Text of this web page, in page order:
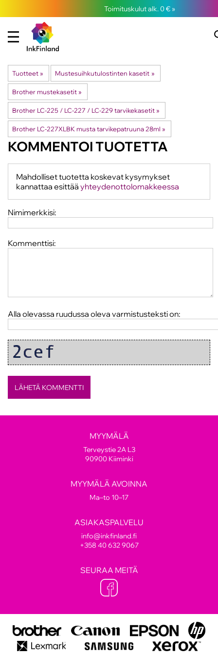
Toimituskulut alk. 0 € »
Tuotteet ‪» Mustesuihkutulostinten kasetit ‪»
Brother mustekasetit ‪»
Brother LC-225 / LC-227 / LC-229 tarvikekasetit ‪»
Brother LC-227XLBK musta tarvikepatruuna 28ml ‪»
KOMMENTOI TUOTETTA
Mahdolliset tuotetta koskevat kysymykset
kannattaa esittää yhteydenottolomakkeessa
Nimimerkkisi:
Kommenttisi:
Alla olevassa ruudussa oleva varmistusteksti on:
MYYMÄLÄ
Terveystie 2A L3
90900 Kiiminki
MYYMÄLÄ AVOINNA
Ma–to 10–17
ASIAKASPALVELU
info@inkfinland.fi
+358 40 632 9067
SEURAA MEITÄ